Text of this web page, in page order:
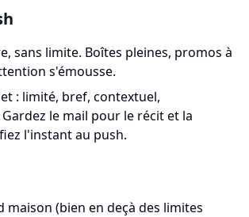
sans limite. Boîtes pleines, promos à
s'émousse.
: limité, bref, contextuel,
le mail pour le récit et la
l'instant au push.
maison (bien en deçà des limites